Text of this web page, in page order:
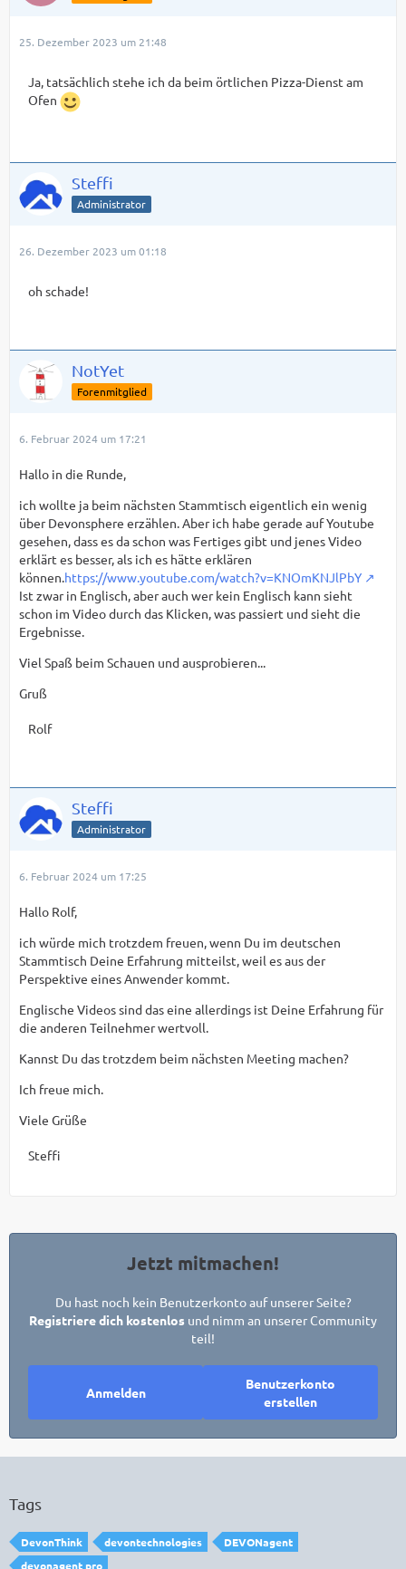
25. Dezember 2023 um 21:48
Ja, tatsächlich stehe ich da beim örtlichen Pizza-Dienst am
Ofen
Steffi
Administrator
26. Dezember 2023 um 01:18
oh schade!
NotYet
Forenmitglied
6. Februar 2024 um 17:21
Hallo in die Runde,
ich wollte ja beim nächsten Stammtisch eigentlich ein wenig
über Devonsphere erzählen. Aber ich habe gerade auf Youtube
gesehen, dass es da schon was Fertiges gibt und jenes Video
erklärt es besser, als ich es hätte erklären
können.https://www.youtube.com/watch?v=KNOmKNJlPbY
Ist zwar in Englisch, aber auch wer kein Englisch kann sieht
schon im Video durch das Klicken, was passiert und sieht die
Ergebnisse.
Viel Spaß beim Schauen und ausprobieren...
Gruß
Rolf
Steffi
Administrator
6. Februar 2024 um 17:25
Hallo Rolf,
ich würde mich trotzdem freuen, wenn Du im deutschen
Stammtisch Deine Erfahrung mitteilst, weil es aus der
Perspektive eines Anwender kommt.
Englische Videos sind das eine allerdings ist Deine Erfahrung für
die anderen Teilnehmer wertvoll.
Kannst Du das trotzdem beim nächsten Meeting machen?
Ich freue mich.
Viele Grüße
Steffi
Jetzt mitmachen!
Du hast noch kein Benutzerkonto auf unserer Seite?
Registriere dich kostenlos und nimm an unserer Community
teil!
Benutzerkonto
erstellen
Anmelden
Tags
DevonThink devontechnologies
DEVONagent
devonagent pro